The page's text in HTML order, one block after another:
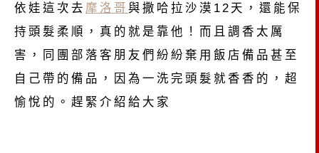
依娃這次去 摩洛哥 與撒哈拉沙漠12天，還能保
持頭髮柔順，真的就是靠他！而且調香太厲
害，同團部落客朋友們紛紛棄用飯店備品甚至
自己帶的備品，因為一洗完頭髮就香香的，超
愉悅的。趕緊介紹給大家